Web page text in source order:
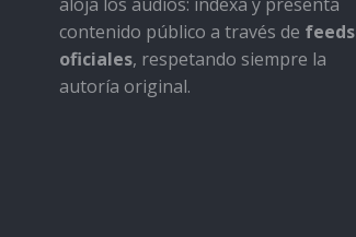
contenido público a través de feeds
oficiales, respetando siempre la
autoría original.